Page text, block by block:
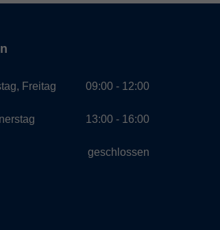
Freitag 09:00 - 12:00
13:00 - 16:00
geschlossen